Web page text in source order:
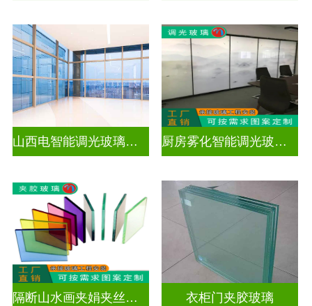
山西电智能调光玻璃厂家地址 厨房雾化智能调光玻璃有用吗
隔断山水画夹娟夹丝玻璃 衣柜门夹胶玻璃